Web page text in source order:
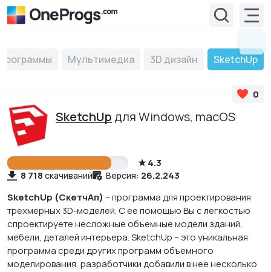
Мультимедиа 3D дизайн SketchUp
SketchUp для Windows, macOS
0
4.3
8 718 скачиваний Версия: 26.2.243
SketchUp (СкетчАп) – программа для проектирования
трехмерных 3D-моделей. С ее помощью Вы с легкостью
спроектируете несложные объемные модели зданий,
мебели, деталей интерьера. SketchUp – это уникальная
программа среди других программ объемного
моделирования, разработчики добавили в нее несколько